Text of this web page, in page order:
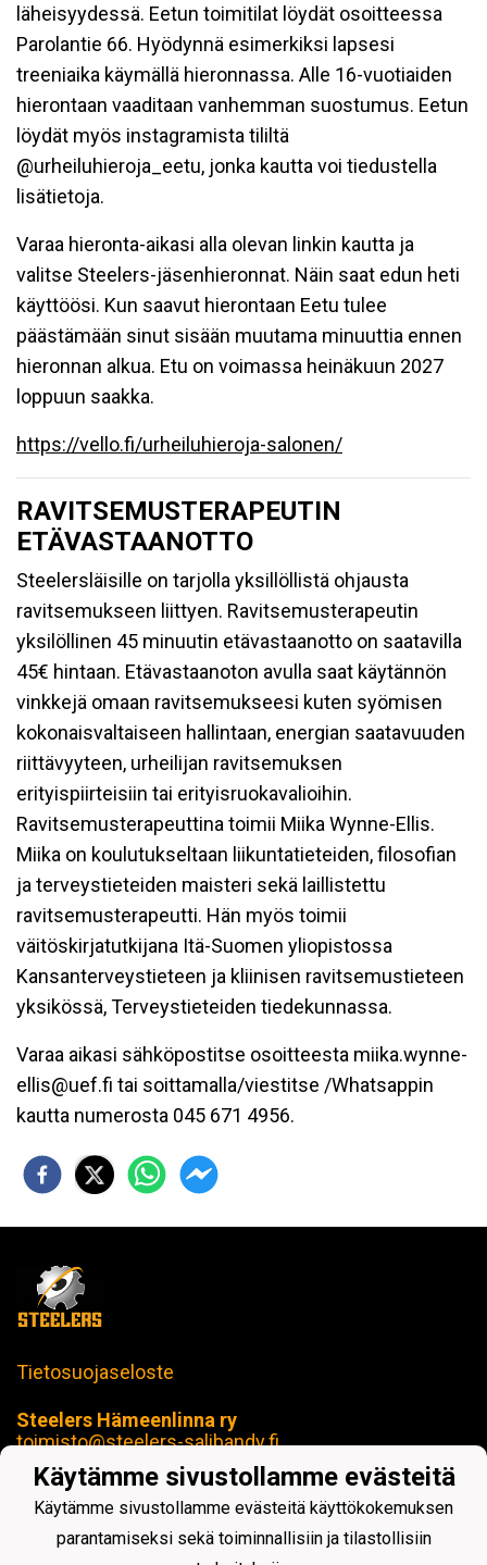
läheisyydessä. Eetun toimitilat löydät osoitteessa
Parolantie 66. Hyödynnä esimerkiksi lapsesi
treeniaika käymällä hieronnassa. Alle 16-vuotiaiden
hierontaan vaaditaan vanhemman suostumus. Eetun
löydät myös instagramista tililtä
@urheiluhieroja_eetu, jonka kautta voi tiedustella
lisätietoja.
Varaa hieronta-aikasi alla olevan linkin kautta ja
valitse Steelers-jäsenhieronnat. Näin saat edun heti
käyttöösi. Kun saavut hierontaan Eetu tulee
päästämään sinut sisään muutama minuuttia ennen
hieronnan alkua. Etu on voimassa heinäkuun 2027
loppuun saakka.
https://vello.fi/urheiluhieroja-salonen/
RAVITSEMUSTERAPEUTIN
ETÄVASTAANOTTO
Steelersläisille on tarjolla yksillöllistä ohjausta
ravitsemukseen liittyen. Ravitsemusterapeutin
yksilöllinen 45 minuutin etävastaanotto on saatavilla
45€ hintaan. Etävastaanoton avulla saat käytännön
vinkkejä omaan ravitsemukseesi kuten syömisen
kokonaisvaltaiseen hallintaan, energian saatavuuden
riittävyyteen, urheilijan ravitsemuksen
erityispiirteisiin tai erityisruokavalioihin.
Ravitsemusterapeuttina toimii Miika Wynne-Ellis.
Miika on koulutukseltaan liikuntatieteiden, filosofian
ja terveystieteiden maisteri sekä laillistettu
ravitsemusterapeutti. Hän myös toimii
väitöskirjatutkijana Itä-Suomen yliopistossa
Kansanterveystieteen ja kliinisen ravitsemustieteen
yksikössä, Terveystieteiden tiedekunnassa.
Varaa aikasi sähköpostitse osoitteesta miika.wynne-
ellis@uef.fi tai soittamalla/viestitse /Whatsappin
kautta numerosta 045 671 4956.
Tietosuojaseloste
Steelers Hämeenlinna ry
toimisto@steelers-salibandy.fi
Loimua Areena
Härkätie 17 B, 13600 Hämeenlinna
Y-tunnus: 2414280-4
Käytämme sivustollamme evästeitä
Käytämme sivustollamme evästeitä käyttökokemuksen
parantamiseksi sekä toiminnallisiin ja tilastollisiin